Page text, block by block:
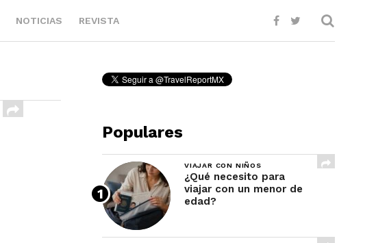
NOTICIAS REVISTA
Populares
VIAJAR CON NIÑOS
¿Qué necesito para
viajar con un menor de
edad?